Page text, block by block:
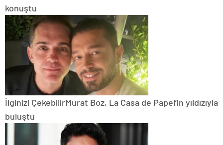
konuştu
İlginizi ÇekebilirMurat Boz, La Casa de Papel’in yıldızıyla
buluştu